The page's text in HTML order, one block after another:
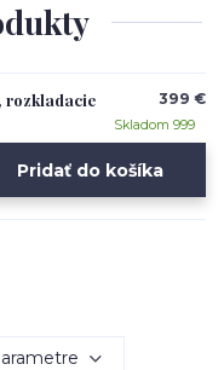
rozkladacie 399 €
Skladom 999
Pridať do košíka